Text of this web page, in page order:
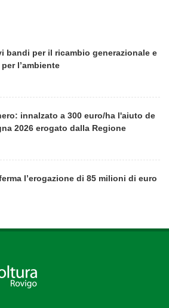
bandi per il ricambio generazionale e
l’ambiente
innalzato a 300 euro/ha l'aiuto de
2026 erogato dalla Regione
l’erogazione di 85 milioni di euro